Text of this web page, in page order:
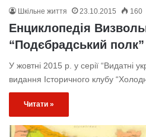
Шкільне життя 23.10.2015 160
Енциклопедія
“Подєбрадський
У жовтні 2015 р. у серії “Видатні
видання Історичного клубу
Читати »